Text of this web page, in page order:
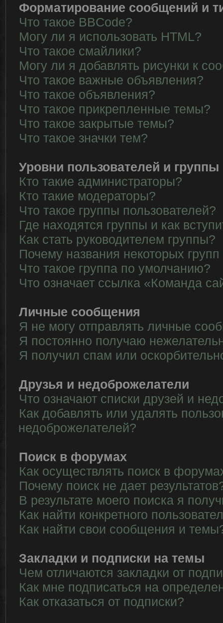
Форматирование сообщений и
Что такое BBCode?
Могу ли я использовать HTML?
Что такое смайлики?
Могу ли я добавлять рисунки к
Что такое важные объявления?
Что такое объявления?
Что такое прикрепленные темы?
Что такое закрытые темы?
Что такое значки тем?
Уровни пользователей и группы
Кто такие администраторы?
Кто такие модераторы?
Что такое группы пользователей?
Где находятся группы и как
Как стать руководителем группы?
Почему названия некоторых
Что такое группа по умолчанию?
Что означает ссылка «Команда
Личные сообщения
Я не могу отправлять личные
Я постоянно получаю
Я получил спам или
Друзья и недоброжелатели
Что означают списки друзей и
Как добавлять или удалять
недоброжелателей?
Поиск в форумах
Как осуществлять поиск в
Почему поиск не дает
В результате моего поиска я
Как найти конкретного
Как найти свои сообщения и
Закладки и подписки на темы
Чем отличаются закладки от
Как мне подписаться на
Как отказаться от подписки?